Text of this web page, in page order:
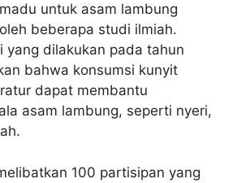
untuk asam lambung
beberapa studi ilmiah.
yang dilakukan pada tahun
bahwa konsumsi kunyit
dapat membantu
asam lambung, seperti nyeri,
100 partisipan yang